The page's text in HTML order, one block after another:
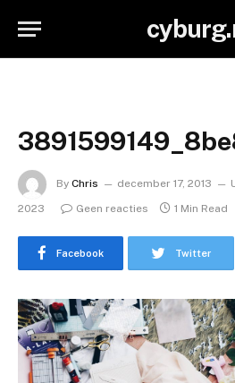
By Chris december 17, 2013
2023
Geen reacties 1 Min Read
Facebook Twitter